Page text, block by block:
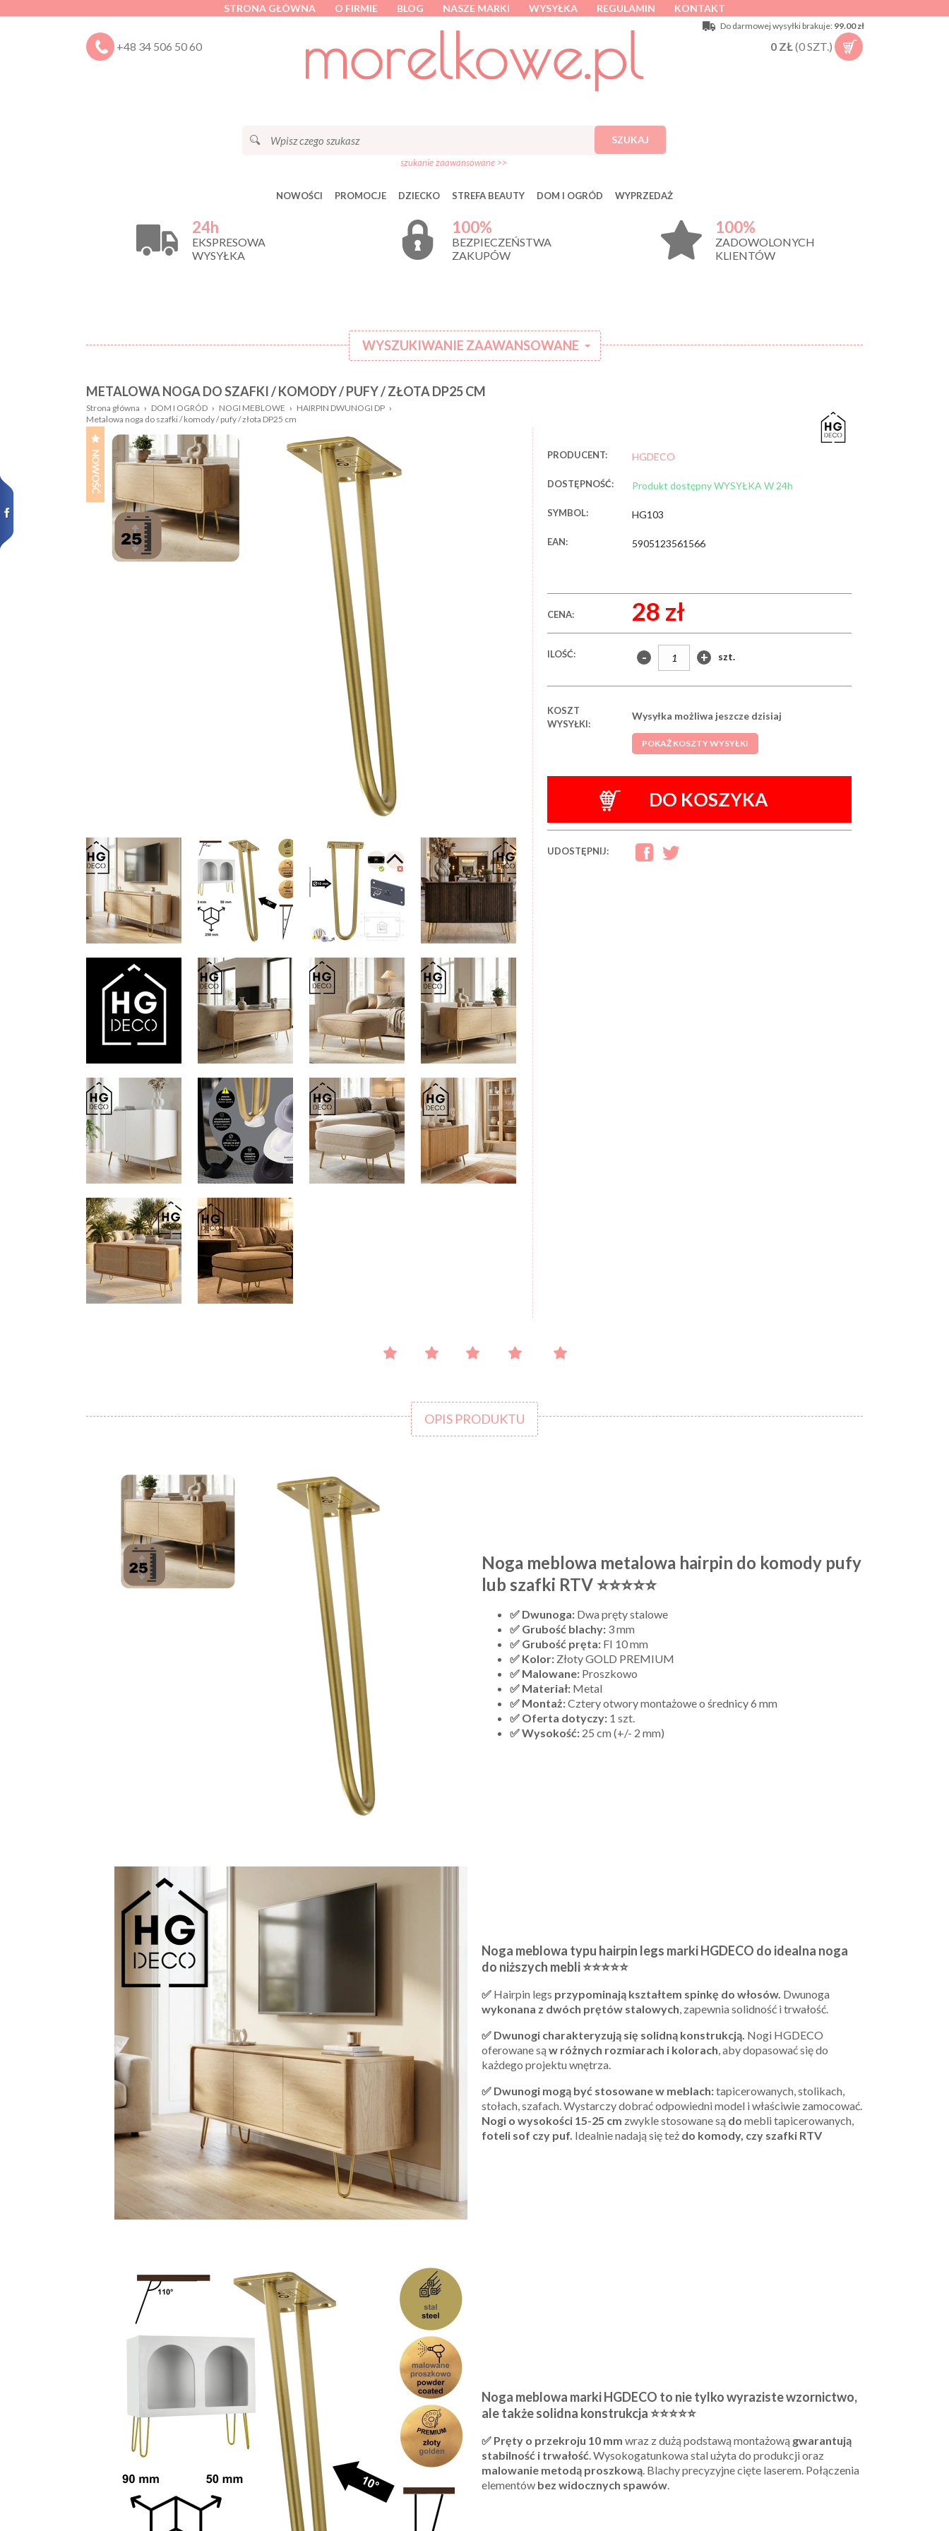
STRONA GŁÓWNA O FIRMIE BLOG NASZE MARKI WYSYŁKA REGULAMIN KONTAKT
+48 34 506 50 60
Do darmowej wysyłki brakuje: 99.00 zł
0 ZŁ(0SZT.)
SZUKAJ
szukanie zaawansowane >>
NOWOŚCI PROMOCJE DZIECKO STREFA BEAUTY DOM I OGRÓD WYPRZEDAŻ
24h
EKSPRESOWA
WYSYŁKA
100%
BEZPIECZEŃSTWA
ZAKUPÓW
100%
ZADOWOLONYCH
KLIENTÓW
WYSZUKIWANIE ZAAWANSOWANE
Nazwa:
Wiek
dziecka:
Rozmiar:
Nowości,
promocje:
Płeć:
Kolor:
Wzór:
Kategoria:
METALOWA NOGA DO SZAFKI / KOMODY / PUFY / ZŁOTA DP25 CM
Strona główna › DOM I OGRÓD › NOGI MEBLOWE › HAIRPIN DWUNOGI DP ›
Metalowa noga do szafki / komody / pufy / złota DP25 cm
PRODUCENT: HGDECO
DOSTĘPNOŚĆ: Produkt dostępny WYSYŁKA W 24h
SYMBOL: HG103
EAN: 5905123561566
CENA: 28 zł
ILOŚĆ: - + szt.
KOSZT
WYSYŁKI:
Wysyłka możliwa jeszcze dzisiaj
POKAŻ KOSZTY WYSYŁKI
DO KOSZYKA
UDOSTĘPNIJ:
OPIS PRODUKTU
Noga meblowa metalowa hairpin do komody pufy
lub szafki RTV ⭐⭐⭐⭐⭐
✅ Dwunoga: Dwa pręty stalowe
✅ Grubość blachy: 3 mm
✅ Grubość pręta: FI 10 mm
✅ Kolor: Złoty GOLD PREMIUM
✅ Malowane: Proszkowo
✅ Materiał: Metal
✅ Montaż:Cztery otwory montażowe o średnicy 6 mm
✅ Oferta dotyczy: 1 szt.
✅ Wysokość: 25 cm (+/- 2 mm)
Noga meblowa typu hairpin legs marki HGDECO do idealna noga
do niższych mebli ⭐⭐⭐⭐⭐
✅ Hairpin legs przypominają kształtem spinkę do włosów. Dwunoga
wykonana z dwóch prętów stalowych, zapewnia solidność i trwałość.
✅ Dwunogi charakteryzują się solidną konstrukcją. Nogi HGDECO
oferowane są w różnych rozmiarach i kolorach, aby dopasować się do
każdego projektu wnętrza.
✅ Dwunogi mogą być stosowane w meblach:tapicerowanych, stolikach,
stołach, szafach. Wystarczy dobrać odpowiedni model i właściwie zamocować.
Nogi o wysokości 15-25 cm zwykle stosowane są do mebli tapicerowanych,
foteli sof czy puf. Idealnie nadają się też do komody, czy szafki RTV
Noga meblowa marki HGDECO to nie tylko wyraziste wzornictwo,
ale także solidna konstrukcja ⭐⭐⭐⭐⭐
✅ Pręty o przekroju 10 mm wraz z dużą podstawą montażową gwarantują
stabilność i trwałość . Wysokogatunkowa stal użyta do produkcji oraz
malowanie metodą proszkową . Blachy precyzyjne cięte laserem. Połączenia
elementów bez widocznych spawów